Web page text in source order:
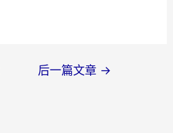
后一篇文章 →